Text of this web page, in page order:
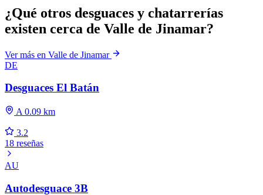
¿Qué otros desguaces y chatarrerías
existen cerca de Valle de Jinamar?
Ver más en Valle de Jinamar
DE
Desguaces El Batán
A 0.09 km
3.2
18 reseñas
AU
Autodesguace 3B